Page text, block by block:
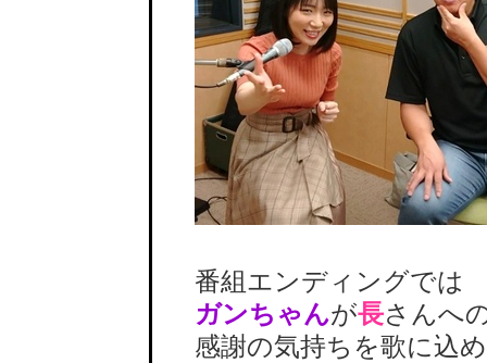
番組エンディングでは
ガンちゃんが長さんへ
感謝の気持ちを歌に込